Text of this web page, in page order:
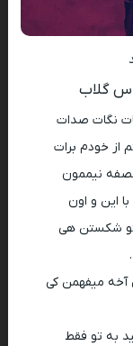
گلاب
نگات صدات
خودم برات
نیممون
این و اون
شکستن هی
میفهمن کی
به تو فقط